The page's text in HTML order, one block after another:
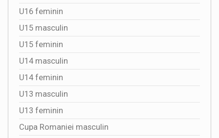
U16 feminin
U15 masculin
U15 feminin
U14 masculin
U14 feminin
U13 masculin
U13 feminin
Cupa Romaniei masculin